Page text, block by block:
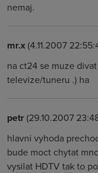
nemaj.
mr.x(4.11.2007
na ct24 se muze
televize/tuneru .) ha
petr(29.10.2007
hlavni vyhoda
bude moct chytat
vysilat HDTV tak to